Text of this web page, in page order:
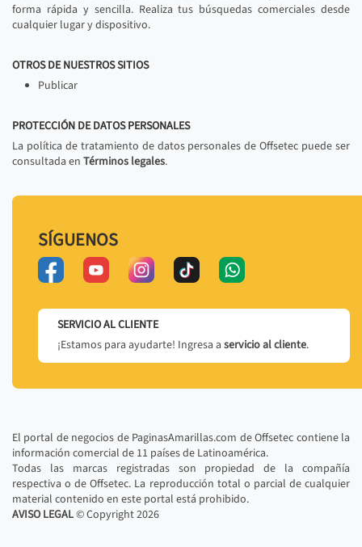
forma rápida y sencilla. Realiza tus búsquedas comerciales desde
cualquier lugar y dispositivo.
OTROS DE NUESTROS SITIOS
Publicar
PROTECCIÓN DE DATOS PERSONALES
La política de tratamiento de datos personales de Offsetec puede ser
consultada en Términos legales.
SÍGUENOS
SERVICIO AL CLIENTE
¡Estamos para ayudarte! Ingresa a servicio al cliente.
El portal de negocios de PaginasAmarillas.com de Offsetec contiene la
información comercial de 11 países de Latinoamérica.
Todas las marcas registradas son propiedad de la compañía
respectiva o de Offsetec. La reproducción total o parcial de cualquier
material contenido en este portal está prohibido.
AVISO LEGAL© Copyright2026